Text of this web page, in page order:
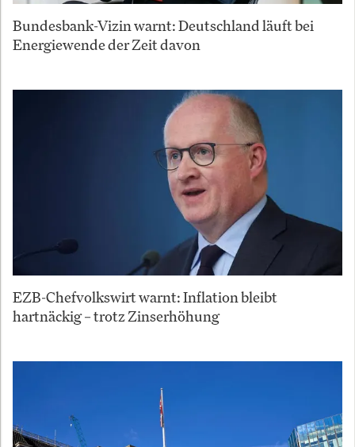
Bundesbank-Vizin warnt: Deutschland läuft bei
Energiewende der Zeit davon
EZB-Chefvolkswirt warnt: Inflation bleibt
hartnäckig – trotz Zinserhöhung